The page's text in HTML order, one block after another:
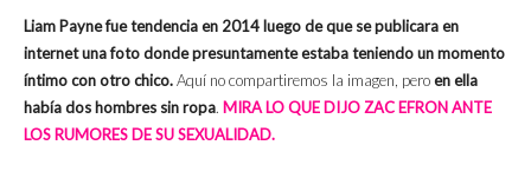
Liam Payne fue tendencia en 2014 luego de que se publicara en
internet una foto donde presuntamente estaba teniendo un momento
íntimo con otro chico.Aquí no compartiremos la imagen, peroen ella
había dos hombres sin ropa. MIRA LO QUE DIJO ZAC EFRON ANTE
LOS RUMORES DE SU SEXUALIDAD.